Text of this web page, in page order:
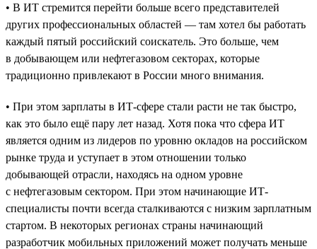
• В ИТ стремится перейти больше всего представителей
других профессиональных областей — там хотел бы работать
каждый пятый российский соискатель. Это больше, чем
в добывающем или нефтегазовом секторах, которые
традиционно привлекают в России много внимания.
• При этом зарплаты в ИТ-сфере стали расти не так быстро,
как это было ещё пару лет назад. Хотя пока что сфера ИТ
является одним из лидеров по уровню окладов на российском
рынке труда и уступает в этом отношении только
добывающей отрасли, находясь на одном уровне
с нефтегазовым сектором. При этом начинающие ИТ-
специалисты почти всегда сталкиваются с низким зарплатным
стартом. В некоторых регионах страны начинающий
разработчик мобильных приложений может получать меньше